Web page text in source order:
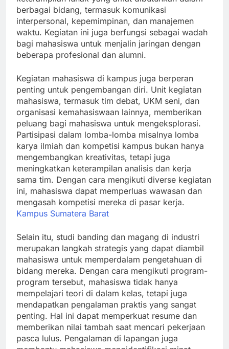
berbagai bidang, termasuk komunikasi
interpersonal, kepemimpinan, dan manajemen
waktu. Kegiatan ini juga berfungsi sebagai wadah
bagi mahasiswa untuk menjalin jaringan dengan
beberapa profesional dan alumni.
Kegiatan mahasiswa di kampus juga berperan
penting untuk pengembangan diri. Unit kegiatan
mahasiswa, termasuk tim debat, UKM seni, dan
organisasi kemahasiswaan lainnya, memberikan
peluang bagi mahasiswa untuk mengeksplorasi.
Partisipasi dalam lomba-lomba misalnya lomba
karya ilmiah dan kompetisi kampus bukan hanya
mengembangkan kreativitas, tetapi juga
meningkatkan keterampilan analisis dan kerja
sama tim. Dengan cara mengikuti diverse kegiatan
ini, mahasiswa dapat memperluas wawasan dan
mengasah kompetisi mereka di pasar kerja.
Kampus Sumatera Barat
Selain itu, studi banding dan magang di industri
merupakan langkah strategis yang dapat diambil
mahasiswa untuk memperdalam pengetahuan di
bidang mereka. Dengan cara mengikuti program-
program tersebut, mahasiswa tidak hanya
mempelajari teori di dalam kelas, tetapi juga
mendapatkan pengalaman praktis yang sangat
penting. Hal ini dapat memperkuat resume dan
memberikan nilai tambah saat mencari pekerjaan
pasca lulus. Pengalaman di lapangan juga